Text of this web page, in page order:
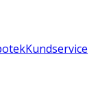
Kundservice